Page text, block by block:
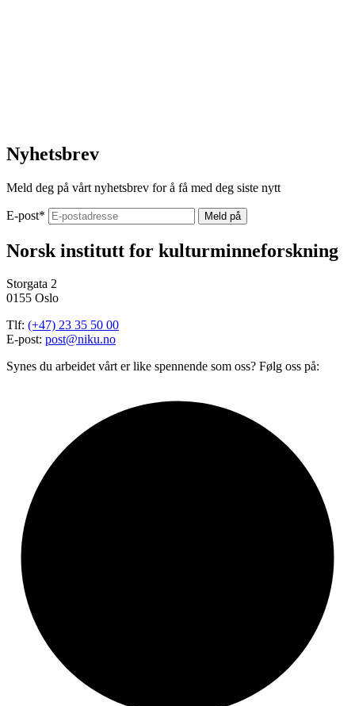
Nyhetsbrev
Meld deg på vårt nyhetsbrev for å få med deg siste nytt
E-post*
Norsk institutt for kulturminneforskning
Storgata 2
0155 Oslo
Tlf: (+47) 23 35 50 00
E-post: post@niku.no
Synes du arbeidet vårt er like spennende som oss? Følg oss på: